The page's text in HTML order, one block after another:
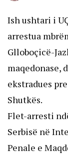
Ish ushtari i
arrestua
Glloboçicë-
maqedonase,
ekstradues
Shutkës.
Flet-arresti
Serbisë në
Penale e